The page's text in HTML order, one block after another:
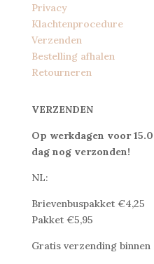
Privacy
Klachtenprocedure
Verzenden
Bestelling afhalen
Retourneren
VERZENDEN
Op werkdagen voor
dag nog verzonden!
NL:
Brievenbuspakket €4,25
Pakket €5,95
Gratis verzending binnen